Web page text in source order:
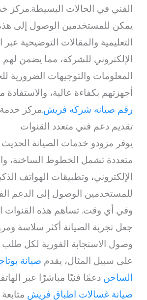
الفني في الحالات البسيطة.مركز
يمكن للمستخدمين الوصول إلى
التعليمية والمقالات التوضيحية عبر
الإلكتروني للشركة، مما يضمن
المعلومات والتوجيهات الضرورية
أجهزتهم بكفاءة عالية،
رقم صيانه شركه فريش.مركز
تقديم دعم فني متعدد القنوات
يوفر مزودو خدمات الصيانة
متعددة تشمل الخطوط الساخنة،
الإلكتروني، وتطبيقات الهواتف
للمستخدمين الوصول إلى الدعم
وفي أي وقت. تساهم هذه القنوات
جعل تجربة الصيانة أكثر سلاسة
وصول الاستجابة الفورية لكل طلب
على سبيل المثال، يقدم صيانة
الساخن دعمًا فنيًا مباشرًا عبر
صيانة غسالات اطباق فريش